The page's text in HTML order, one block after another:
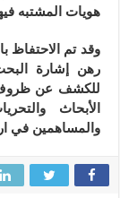
هويات المشتبه
وقد تم الاحتفاظ
رهن إشارة
للكشف عن ظروف
الأبحاث
والمساهمين في